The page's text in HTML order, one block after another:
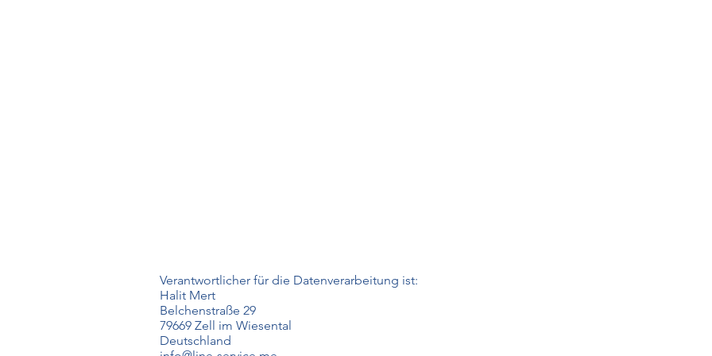
Verantwortlicher für die Datenverarbeitung ist:
Halit Mert
Belchenstraße 29
79669 Zell im Wiesental
Deutschland